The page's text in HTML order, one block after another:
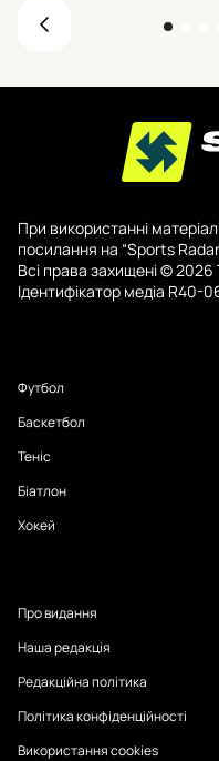
При використанні
посилання на “Sports
Всі права захищені ©
Ідентифікатор медіа R40-
Футбол
Баскетбол
Теніс
Біатлон
Хокей
Про видання
Наша редакція
Редакційна політика
Політика конфіденційності
Використання cookies